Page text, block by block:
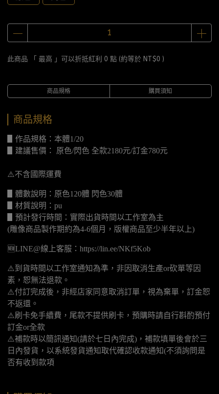
此商品 「 最高 」可以折抵紅利 0 點 (約等於 NT$0 )
商品規格 購買須知
商品規格
▋作品規格：本體1/20
▋建議售價： 原色/閃色 全款2180元/訂金780元
⚠️不含國際運費
▋體數說明：原色120體 閃色30體
▋材質說明：pu
▋預計發行時間：實際出貨時間以工作室為主
(雕像商品製作期約為4-6個月，版權商品至少半年以上)
🆕LINE@線上客服：https://lin.ee/NKf5Kob
⚠️到貨時間以工作室通知為準，非因取消生產or砍單等因
素，恕無法退款。
⚠️付訂完成後，非經店家同意取消訂單，視為棄單，訂金恕
不返還。
⚠️刷卡免手續費，尾款不提供刷卡，預購時請自行斟酌預付
訂金or全款
⚠️補款時以簡訊通知(請於七日內完成)，補款填單後會於三
日內發貨，以系統發貨通知取代確認收款通知(不須詢問是
否有收到款項